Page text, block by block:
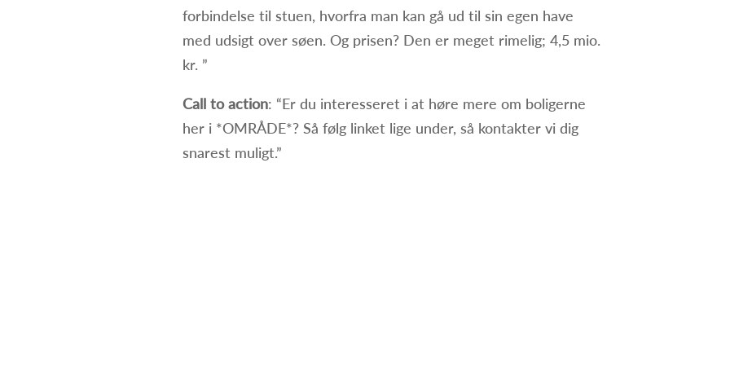
forbindelse til stuen, hvorfra man kan gå ud til sin egen have
med udsigt over søen. Og prisen? Den er meget rimelig; 4,5 mio.
kr. ”
Call to action: “Er du interesseret i at høre mere om boligerne
her i *OMRÅDE*? Så følg linket lige under, så kontakter vi dig
snarest muligt.”